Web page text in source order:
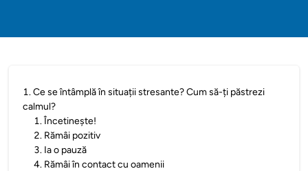
1.Ce se întâmplă în situații stresante? Cum să-ți păstrezi
calmul?
1.Încetinește!
2. Rămâi pozitiv
3. Ia o pauză
4. Rămâi în contact cu oamenii